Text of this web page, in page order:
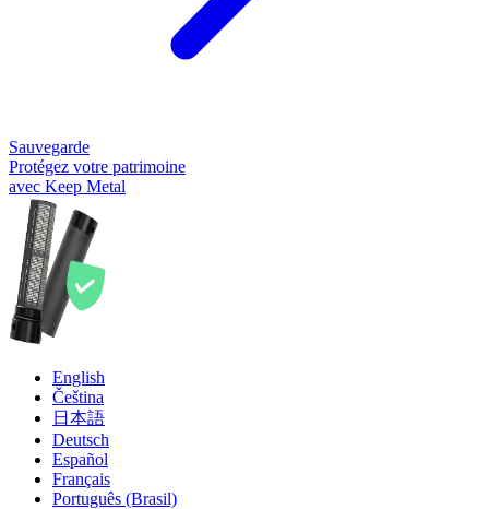
Sauvegarde
Protégez votre patrimoine
avec Keep Metal
English
Čeština
日本語
Deutsch
Español
Français
Português (Brasil)